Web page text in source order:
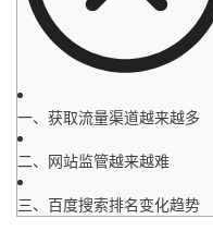
一、获取流量渠道越来越多
二、网站监管越来越难
三、百度搜索排名变化趋势